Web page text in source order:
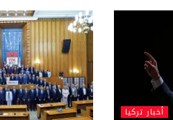
أخبار تركيا